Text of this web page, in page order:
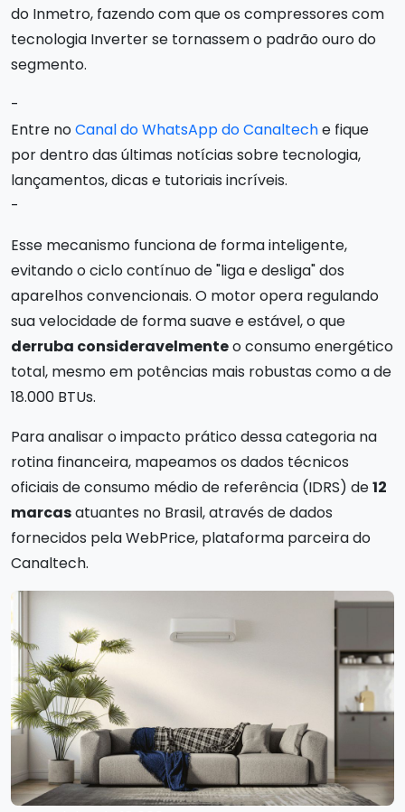
do Inmetro, fazendo com que os compressores com
tecnologia Inverter se tornassem o padrão ouro do
segmento.
-
Entre noCanal do WhatsApp do Canalteche fique
por dentro das últimas notícias sobre tecnologia,
lançamentos, dicas e tutoriais incríveis.
-
Esse mecanismo funciona de forma inteligente,
evitando o ciclo contínuo de "liga e desliga" dos
aparelhos convencionais. O motor opera regulando
sua velocidade de forma suave e estável, o que
derruba consideravelmenteo consumo energético
total, mesmo em potências mais robustas como a de
18.000 BTUs.
Para analisar o impacto prático dessa categoria na
rotina financeira, mapeamos os dados técnicos
oficiais de consumo médio de referência (IDRS) de12
marcasatuantes no Brasil, através de dados
fornecidos pela WebPrice, plataforma parceira do
Canaltech.